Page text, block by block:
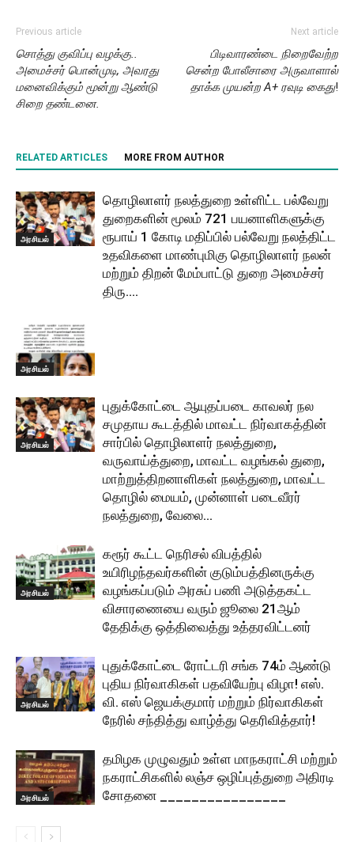
Previous article
சொத்து குவிப்பு வழக்கு..
அமைச்சர் பொன்முடி, அவரது
மனைவிக்கும் மூன்று ஆண்டு
சிறை தண்டனை.
Next article
பிடிவாரண்டை நிறைவேற்ற
சென்ற போலீசாரை அருவாளால்
தாக்க முயன்ற A+ ரவுடி கைது!
RELATED ARTICLES MORE FROM AUTHOR
அரசியல்
தொழிலாளர் நலத்துறை உள்ளிட்ட பல்வேறு
துறைகளின் மூலம் 721 பயனாளிகளுக்கு
ரூபாய் 1 கோடி மதிப்பில் பல்வேறு நலத்திட்ட
உதவிகளை மாண்புமிகு தொழிலாளர் நலன்
மற்றும் திறன் மேம்பாட்டு துறை அமைச்சர்
திரு....
அரசியல்
அரசியல்
புதுக்கோட்டை ஆயுதப்படை காவலர் நல
சமுதாய கூடத்தில் மாவட்ட நிர்வாகத்தின்
சார்பில் தொழிலாளர் நலத்துறை,
வருவாய்த்துறை, மாவட்ட வழங்கல் துறை,
மாற்றுத்திறனாளிகள் நலத்துறை, மாவட்ட
தொழில் மையம், முன்னாள் படைவீரர்
நலத்துறை, வேலை...
அரசியல்
கரூர் கூட்ட நெரிசல் விபத்தில்
உயிரிழந்தவர்களின் குடும்பத்தினருக்கு
வழங்கப்படும் அரசுப் பணி அடுத்தகட்ட
விசாரணையை வரும் ஜூலை 21ஆம்
தேதிக்கு ஒத்திவைத்து உத்தரவிட்டனர்
அரசியல்
புதுக்கோட்டை ரோட்டரி சங்க 74ம் ஆண்டு
புதிய நிர்வாகிகள் பதவியேற்பு விழா! எஸ்.
வி. எஸ் ஜெயக்குமார் மற்றும் நிர்வாகிகள்
நேரில் சந்தித்து வாழ்த்து தெரிவித்தார்!
அரசியல்
தமிழக முழுவதும் உள்ள மாநகராட்சி மற்றும்
நகராட்சிகளில் லஞ்ச ஒழிப்புத்துறை அதிரடி
சோதனை ________________